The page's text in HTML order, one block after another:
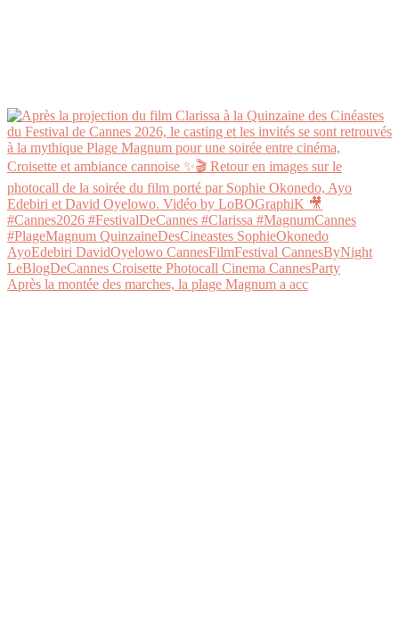
Après la montée des marches, la plage Magnum a acc